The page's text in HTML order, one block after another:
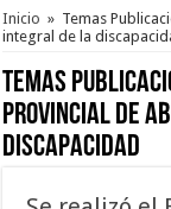
Inicio » Temas
integral de la
Temas
Provincial de
discapacidad